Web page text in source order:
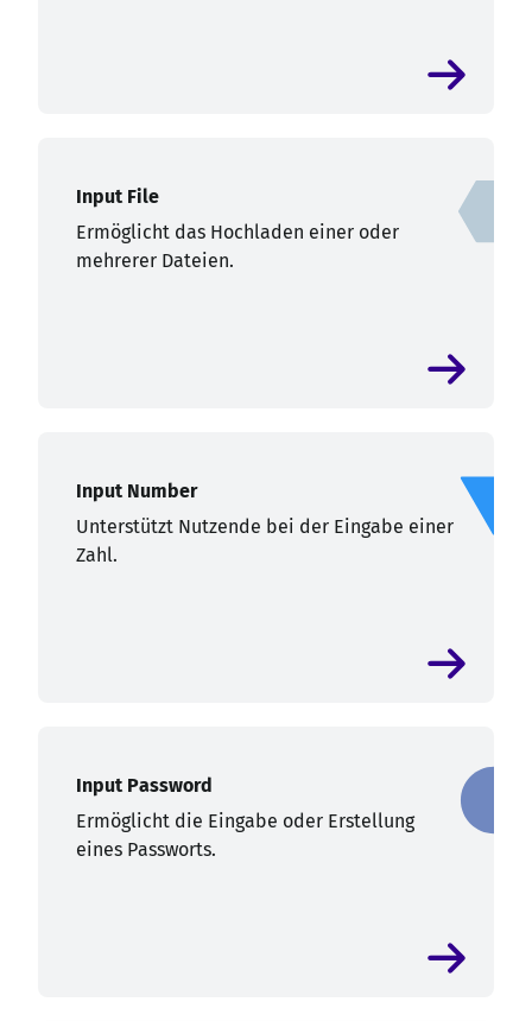
Input File
Ermöglicht das Hochladen einer oder
mehrerer Dateien.
Input Number
Unterstützt Nutzende bei der Eingabe einer
Zahl.
Input Password
Ermöglicht die Eingabe oder Erstellung
eines Passworts.